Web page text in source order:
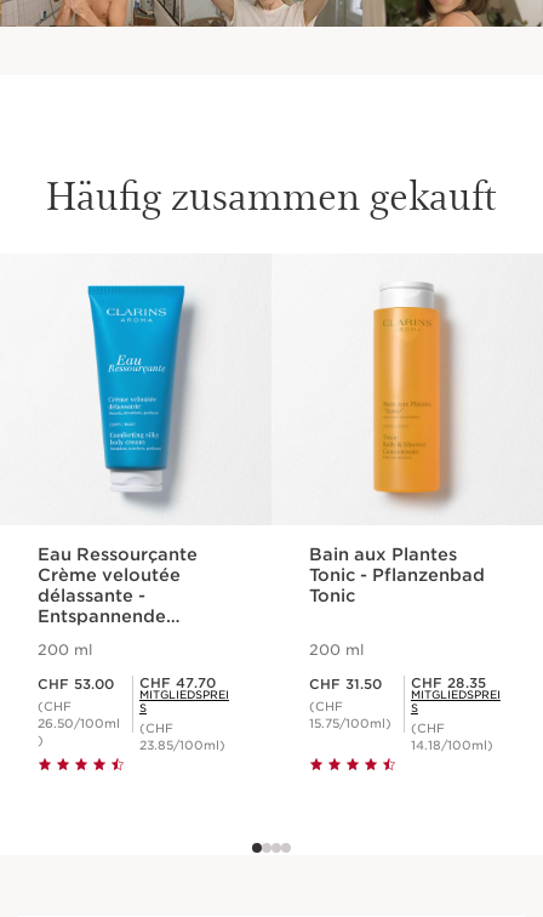
Häufig zusammen gekauft
WEITER ZUM INHALT
Eau Ressourçante
Crème veloutée
délassante -
Entspannende
200 ml
CHF 53.00
(CHF
26.50/100ml
)
Mitgliederpreis CHF 47.70
CHF 47.70
MITGLIEDSPREI
S
(CHF
23.85/100ml)
Bain aux Plantes
Tonic - Pflanzenbad
Tonic
200 ml
CHF 31.50
(CHF
15.75/100ml)
Mitgliederpreis CHF 28.35
CHF 28.35
MITGLIEDSPREI
S
(CHF
14.18/100ml)